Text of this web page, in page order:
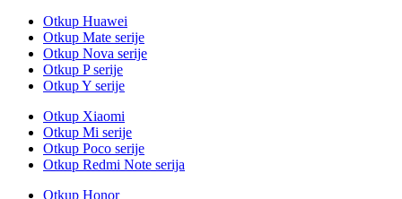
Otkup Huawei
Otkup Mate serije
Otkup Nova serije
Otkup P serije
Otkup Y serije
Otkup Xiaomi
Otkup Mi serije
Otkup Poco serije
Otkup Redmi Note serija
Otkup Honor